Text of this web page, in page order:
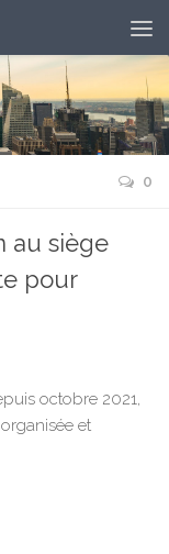
0
au siège
pour
octobre 2021,
et